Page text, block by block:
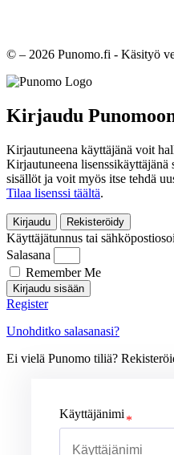
© – 2026 Punomo.fi - Käsityö
Kirjaudu
Kirjautuneena käyttäjänä voit
Kirjautuneena
sisällöt ja voit myös itse tehdä
Tilaa lisenssi täältä.
Kirjaudu Rekisteröidy
Käyttäjätunnus tai
Salasana
Remember Me
Kirjaudu sisään
Register
Unohditko salasanasi?
Ei vielä Punomo tiliä?
Käyttäjänimi